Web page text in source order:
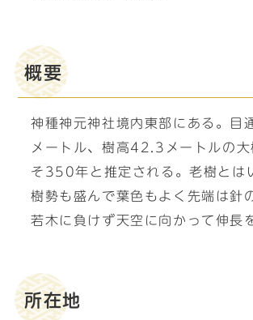
概要
神種神元神社境内東部にある。目
メートル、樹高42.3メートルの大
そ350年と推定される。老樹とは
樹勢も盛んで葉色もよく先端は針
若木に負けず天空に向かって伸長
所在地